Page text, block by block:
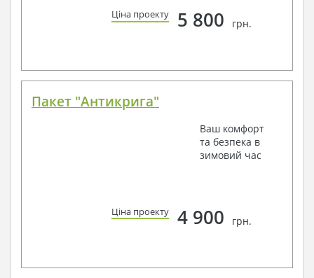
Ціна проекту 5 800 грн.
Пакет "Антикрига"
Ваш комфорт
та безпека в
зимовий час
Ціна проекту 4 900 грн.